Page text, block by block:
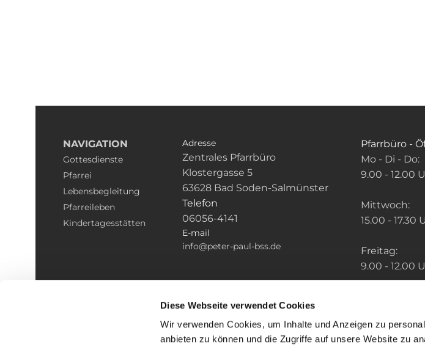
Diese Webseite verwendet Cookies
Wir verwenden Cookies, um Inhalte und Anzeigen zu
anbieten zu können und die Zugriffe auf unsere Website zu
NAVIGATION
Gottesdienste
Pfarrei
Lebensbegleitung
Pfarreileben
Kindertagesstätten
Adresse
Zentrales Pfarrbüro
Klostergasse 5
63628 Bad Soden-Salmünster
Telefon
06056-4141
E-mail
info@peter-paul-bss.de
Pfarrbüro -
Mo - Di - Do:
9.00 - 12.00
Mittwoch:
15.00 - 17.30
Freitag:
9.00 - 12.00